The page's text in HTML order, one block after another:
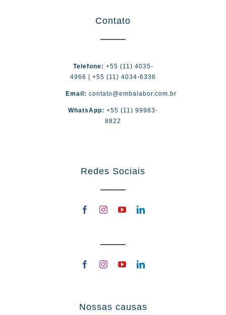
Contato
Telefone: +55 (11) 4035-
4966 | +55 (11) 4034-6336
Email: contato@embalabor.com.br
WhatsApp: +55 (11) 99983-
8822
Redes Sociais
Nossas causas